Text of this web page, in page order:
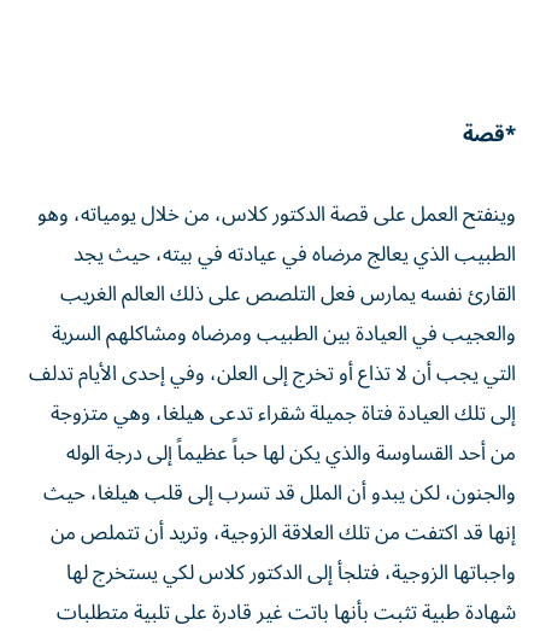
*قصة
وينفتح العمل على قصة الدكتور كلاس، من خلال يومياته، وهو
الطبيب الذي يعالج مرضاه في عيادته في بيته، حيث يجد
القارئ نفسه يمارس فعل التلصص على ذلك العالم الغريب
والعجيب في العيادة بين الطبيب ومرضاه ومشاكلهم السرية
التي يجب أن لا تذاع أو تخرج إلى العلن، وفي إحدى الأيام تدلف
إلى تلك العيادة فتاة جميلة شقراء تدعى هيلغا، وهي متزوجة
من أحد القساوسة والذي يكن لها حباً عظيماً إلى درجة الوله
والجنون، لكن يبدو أن الملل قد تسرب إلى قلب هيلغا، حيث
إنها قد اكتفت من تلك العلاقة الزوجية، وتريد أن تتملص من
واجباتها الزوجية، فتلجأ إلى الدكتور كلاس لكي يستخرج لها
شهادة طبية تثبت بأنها باتت غير قادرة على تلبية متطلبات